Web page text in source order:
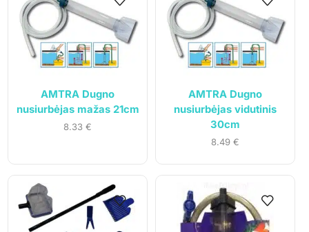
AMTRA Dugno
nusiurbėjas mažas 21cm
8.33 €
AMTRA Dugno
nusiurbėjas vidutinis
30cm
8.49 €